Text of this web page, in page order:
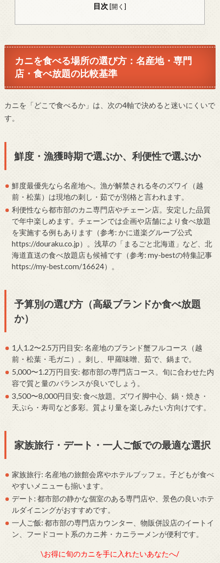
目次 [開く]
カニを食べる場所の選び方：名産地・専門
店・食べ放題の比較基準
カニを「どこで食べるか」は、次の4軸で決めると迷いにくいで
す。
鮮度・漁獲時期で選ぶか、利便性で選ぶか
鮮度最優先なら名産地へ。漁が解禁される冬のズワイ（越
前・松葉）は現地の刺し・茹でが別格と言われます。
利便性なら都市部のカニ専門店やチェーン店。安定した品質
で年中楽しめます。チェーンでは企画や店舗により食べ放題
を実施する例もあります（参考: かに道楽グループ公式
https://douraku.co.jp）。浅草の「まるごと北海道」など、北
海道直送の食べ放題店も候補です（参考: my-bestの特集記事
https://my-best.com/16624）。
予算別の選び方（高級ブランドか食べ放題
か）
1人1.2〜2.5万円目安: 名産地のブランド蟹フルコース（越
前・松葉・毛ガニ）。刺し、甲羅味噌、茹で、鍋まで。
5,000〜1.2万円目安: 都市部の専門店コース。旬に合わせた内
容で質と量のバランスが良いでしょう。
3,500〜8,000円目安: 食べ放題。ズワイ脚中心、鍋・焼き・
天ぷら・寿司など多彩。質より量を楽しみたい方向けです。
家族旅行・デート・一人ご飯での最適な選択
家族旅行: 名産地の旅館会席やホテルブッフェ。子どもが食べ
やすいメニューも揃います。
デート: 都市部の静かな個室のある専門店や、景色の良いホテ
ルダイニングがおすすめです。
一人ご飯: 都市部の専門店カウンター、物販併設店のイートイ
ン、フードコート系のカニ丼・カニラーメンが便利です。
\お得に旬のカニを手に入れたいあなたへ/